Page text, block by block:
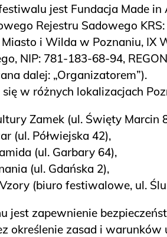
jest Fundacja Made in
Rejestru Sadowego
i Wilda w Poznaniu, IX
NIP: 781-183-68-94,
dalej: „Organizatorem”).
w różnych lokalizacjach
Zamek (ul. Święty Marcin
(ul. Półwiejska 42),
(ul. Garbary 64),
(ul. Gdańska 2),
(biuro festiwalowe, ul.
jest zapewnienie
określenie zasad i warunków